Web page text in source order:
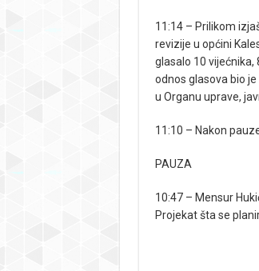
11:14 – Prilikom
revizije u općini
glasalo 10
odnos glasova bio
u Organu uprave,
11:10 – Nakon
PAUZA
10:47 – Mensur
Projekat šta se